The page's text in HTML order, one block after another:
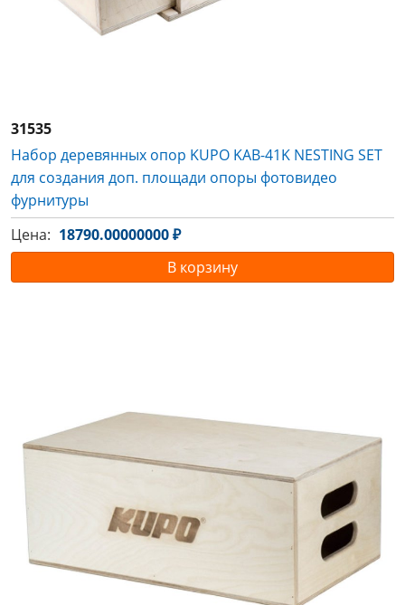
31535
Набор деревянных опор KUPO KAB-41K NESTING SET
для создания доп. площади опоры фотовидео
фурнитуры
Цена: 18790.00000000 ₽
В корзину